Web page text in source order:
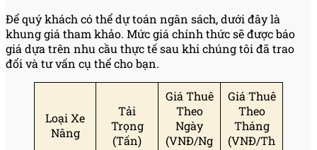
Để quý khách có thể dự toán ngân sách, dưới đây là
khung giá tham khảo. Mức giá chính thức sẽ được báo
giá dựa trên nhu cầu thực tế sau khi chúng tôi đã trao
đổi và tư vấn cụ thể cho bạn.
Loại Xe
Nâng
Tải
Trọng
(Tấn)
Giá Thuê
Theo
Ngày
(VNĐ/Ng
Giá Thuê
Theo
Tháng
(VNĐ/Th